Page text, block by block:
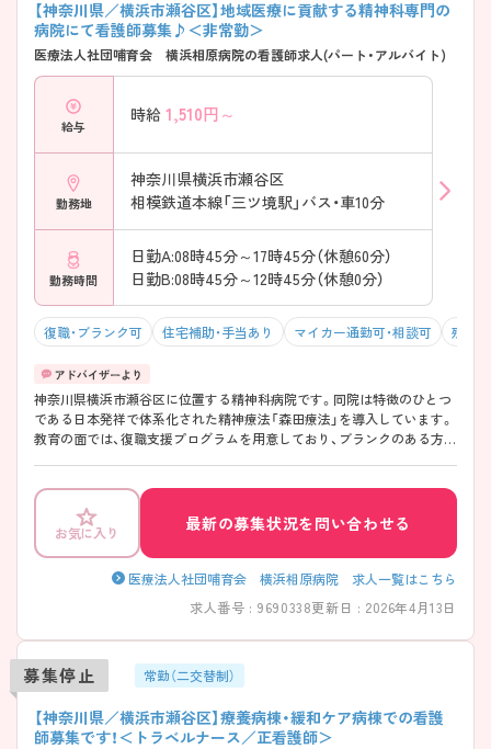
【神奈川県／横浜市瀬谷区】地域医療に貢献する精神科専門の
病院にて看護師募集♪＜非常勤＞
医療法人社団哺育会 横浜相原病院の看護師求人(パート・アルバイト)
給与
時給 1,510円～
勤務地
神奈川県横浜市瀬谷区
相模鉄道本線「三ツ境駅」バス・車10分
勤務時間
日勤A:08時45分～17時45分（休憩60分）
日勤B:08時45分～12時45分（休憩0分）
復職・ブランク可 住宅補助・手当あり マイカー通勤可・相談可 残業
神奈川県横浜市瀬谷区に位置する精神科病院です。同院は特徴のひとつ
である日本発祥で体系化された精神療法「森田療法」を導入しています。
教育の面では、復職支援プログラムを用意しており、ブランクのある方も
能です。独身寮完備、子育て中の方も活躍できるよう24時間託児所を完
備など福利厚生が充実しています。 ご興味ある方には、面接対策ポイン
トなど、さらに詳細をお話しいたしますのでお気軽にご相談ください。
お気に入り 最新の募集状況を問い合わせる
医療法人社団哺育会 横浜相原病院 求人一覧はこちら
求人番号 : 9690338更新日 : 2026年4月13日
募集停止 常勤（二交替制）
【神奈川県／横浜市瀬谷区】療養病棟・緩和ケア病棟での看護
師募集です！＜トラベルナース／正看護師＞